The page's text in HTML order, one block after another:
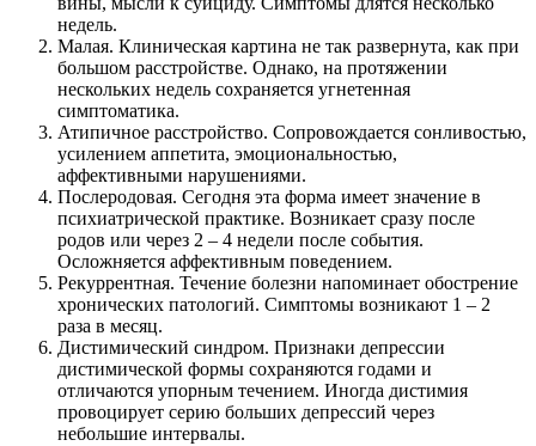
недель.
Малая. Клиническая картина не так развернута, как при
большом расстройстве. Однако, на протяжении
нескольких недель сохраняется угнетенная
симптоматика.
Атипичное расстройство. Сопровождается сонливостью,
усилением аппетита, эмоциональностью,
аффективными нарушениями.
Послеродовая. Сегодня эта форма имеет значение в
психиатрической практике. Возникает сразу после
родов или через 2 – 4 недели после события.
Осложняется аффективным поведением.
Рекуррентная. Течение болезни напоминает обострение
хронических патологий. Симптомы возникают 1 – 2
раза в месяц.
Дистимический синдром. Признаки депрессии
дистимической формы сохраняются годами и
отличаются упорным течением. Иногда дистимия
провоцирует серию больших депрессий через
небольшие интервалы.